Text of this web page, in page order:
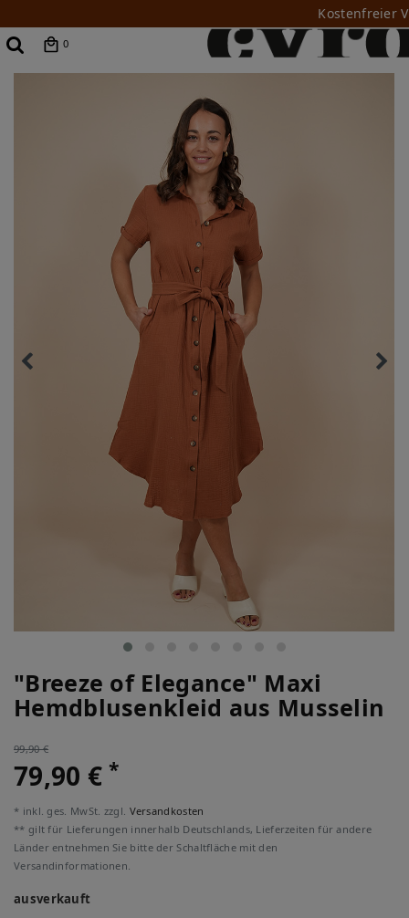
Kostenfreier
0
"Breeze of Elegance" Maxi
Hemdblusenkleid aus Musselin
99,90 €
79,90 €*
* inkl. ges. MwSt. zzgl. Versandkosten
** gilt für Lieferungen innerhalb Deutschlands, Lieferzeiten für andere
Länder entnehmen Sie bitte der Schaltfläche mit den
Versandinformationen.
ausverkauft